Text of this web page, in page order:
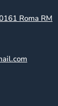
Roma RM